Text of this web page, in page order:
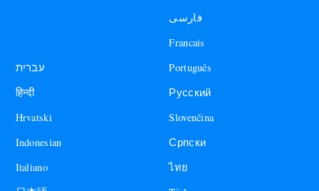
فارسی
Francais
עברית
हिन्दी
Hrvatski
Indonesian
Italiano
Português
Русский
Slovenčina
Српски
ไทย